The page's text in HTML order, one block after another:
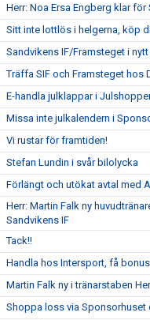
Herr: Noa Ersa Engberg klar för
Sitt inte lottlös i helgerna, köp
Sandvikens IF/Framsteget i
Träffa SIF och Framsteget hos
E-handla julklappar i
Missa inte julkalendern i
Vi rustar för framtiden!
Stefan Lundin i svår bilolycka
Förlängt och utökat avtal med
Herr: Martin Falk ny
Sandvikens IF
Tack!!
Handla hos Intersport, få
Martin Falk ny i tränarstaben
Shoppa loss via Sponsorhuset